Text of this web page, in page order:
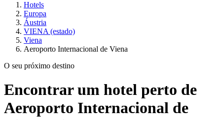
Hotels
Europa
Áustria
VIENA (estado)
Viena
Aeroporto Internacional de Viena
O seu próximo destino
Encontrar um hotel perto de
Aeroporto Internacional de